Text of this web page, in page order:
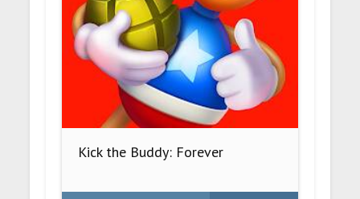
Kick the Buddy: Forever